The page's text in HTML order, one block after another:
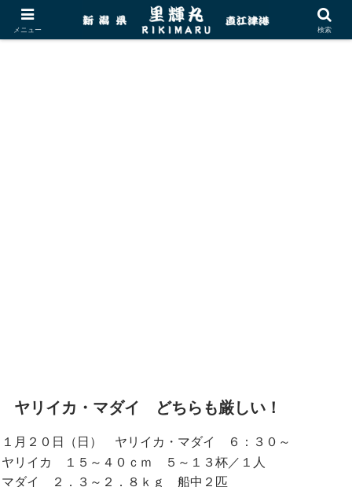
ヤリイカ・マダイ どちらも厳しい！
１月２０日（日） ヤリイカ・マダイ ６：３０～
ヤリイカ １５～４０ｃｍ ５～１３杯／１人
マダイ ２．３～２．８ｋｇ 船中２匹
メニュー 検索